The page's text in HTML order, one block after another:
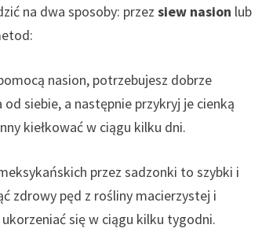
na dwa sposoby: przez siew nasion lub
nasion, potrzebujesz dobrze
siebie, a następnie przykryj je cienką
kiełkować w ciągu kilku dni.
przez sadzonki to szybki i
zdrowy pęd z rośliny macierzystej i
się w ciągu kilku tygodni.